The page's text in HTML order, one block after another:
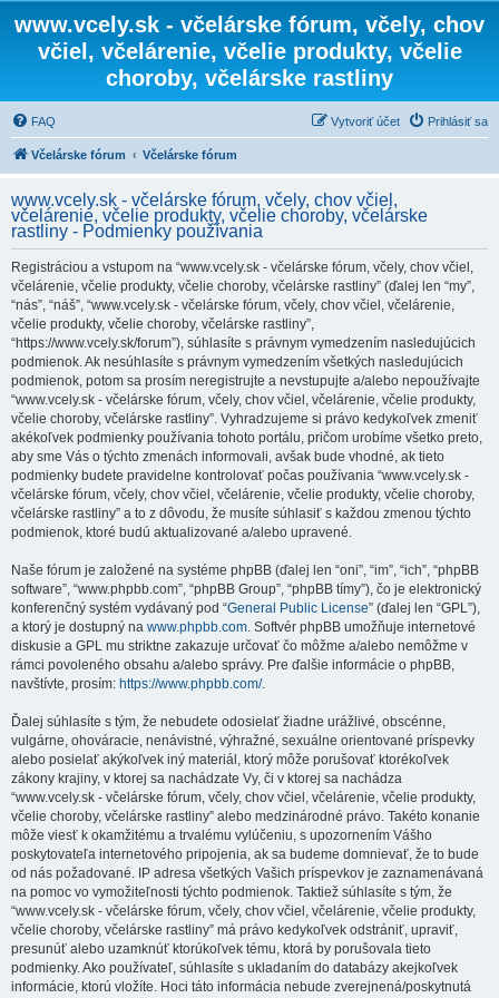
www.vcely.sk - včelárske fórum, včely, chov
včiel, včelárenie, včelie produkty, včelie
choroby, včelárske rastliny
FAQ Prihlásiť sa
Vytvoriť účet
Včelárske fórum Včelárske fórum
www.vcely.sk - včelárske fórum, včely, chov včiel,
včelárenie, včelie produkty, včelie choroby, včelárske
rastliny - Podmienky používania
Registráciou a vstupom na “www.vcely.sk - včelárske fórum, včely, chov včiel,
včelárenie, včelie produkty, včelie choroby, včelárske rastliny” (ďalej len “my”,
“nás”, “náš”, “www.vcely.sk - včelárske fórum, včely, chov včiel, včelárenie,
včelie produkty, včelie choroby, včelárske rastliny”,
“https://www.vcely.sk/forum”), súhlasíte s právnym vymedzením nasledujúcich
podmienok. Ak nesúhlasíte s právnym vymedzením všetkých nasledujúcich
podmienok, potom sa prosím neregistrujte a nevstupujte a/alebo nepoužívajte
“www.vcely.sk - včelárske fórum, včely, chov včiel, včelárenie, včelie produkty,
včelie choroby, včelárske rastliny”. Vyhradzujeme si právo kedykoľvek zmeniť
akékoľvek podmienky používania tohoto portálu, pričom urobíme všetko preto,
aby sme Vás o týchto zmenách informovali, avšak bude vhodné, ak tieto
podmienky budete pravidelne kontrolovať počas používania “www.vcely.sk -
včelárske fórum, včely, chov včiel, včelárenie, včelie produkty, včelie choroby,
včelárske rastliny” a to z dôvodu, že musíte súhlasiť s každou zmenou týchto
podmienok, ktoré budú aktualizované a/alebo upravené.
Naše fórum je založené na systéme phpBB (ďalej len “oni”, “im”, “ich”, “phpBB
software”, “www.phpbb.com”, “phpBB Group”, “phpBB tímy”), čo je elektronický
konferenčný systém vydávaný pod “General Public License” (ďalej len “GPL”),
a ktorý je dostupný na www.phpbb.com. Softvér phpBB umožňuje internetové
diskusie a GPL mu striktne zakazuje určovať čo môžme a/alebo nemôžme v
rámci povoleného obsahu a/alebo správy. Pre ďalšie informácie o phpBB,
navštívte, prosím: https://www.phpbb.com/.
Ďalej súhlasíte s tým, že nebudete odosielať žiadne urážlivé, obscénne,
vulgárne, ohováracie, nenávistné, výhražné, sexuálne orientované príspevky
alebo posielať akýkoľvek iný materiál, ktorý môže porušovať ktorékoľvek
zákony krajiny, v ktorej sa nachádzate Vy, či v ktorej sa nachádza
“www.vcely.sk - včelárske fórum, včely, chov včiel, včelárenie, včelie produkty,
včelie choroby, včelárske rastliny” alebo medzinárodné právo. Takéto konanie
môže viesť k okamžitému a trvalému vylúčeniu, s upozornením Vášho
poskytovateľa internetového pripojenia, ak sa budeme domnievať, že to bude
od nás požadované. IP adresa všetkých Vašich príspevkov je zaznamenávaná
na pomoc vo vymožiteľnosti týchto podmienok. Taktiež súhlasíte s tým, že
“www.vcely.sk - včelárske fórum, včely, chov včiel, včelárenie, včelie produkty,
včelie choroby, včelárske rastliny” má právo kedykoľvek odstrániť, upraviť,
presunúť alebo uzamknúť ktorúkoľvek tému, ktorá by porušovala tieto
podmienky. Ako používateľ, súhlasíte s ukladaním do databázy akejkoľvek
informácie, ktorú vložíte. Hoci táto informácia nebude zverejnená/poskytnutá